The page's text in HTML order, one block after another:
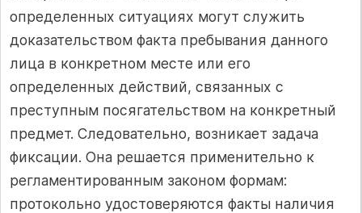
определенных ситуациях могут служить
доказательством факта пребывания данного
лица в конкретном месте или его
определенных действий, связанных с
преступным посягательством на конкретный
предмет. Следовательно, возникает задача
фиксации. Она решается применительно к
регламентированным законом формам:
протокольно удостоверяются факты наличия